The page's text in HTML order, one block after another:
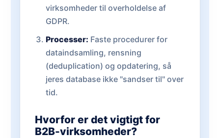
virksomheder til overholdelse af
GDPR.
Processer: Faste procedurer for
dataindsamling, rensning
(deduplication) og opdatering, så
jeres database ikke "sandser til" over
tid.
Hvorfor er det vigtigt for
B2B-virksomheder?